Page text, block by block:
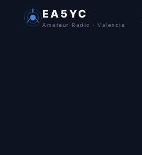
EA5YC
Amateur Radio · Valencia